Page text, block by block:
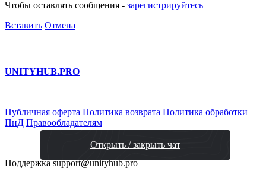
Чтобы оставлять сообщения - зарегистрируйтесь
Вставить Отмена
Открыть / закрыть чат
UNITYHUB.PRO
Публичная оферта Политика возврата Политика обработки
ПнД Правообладателям
Поддержкаsupport@unityhub.pro